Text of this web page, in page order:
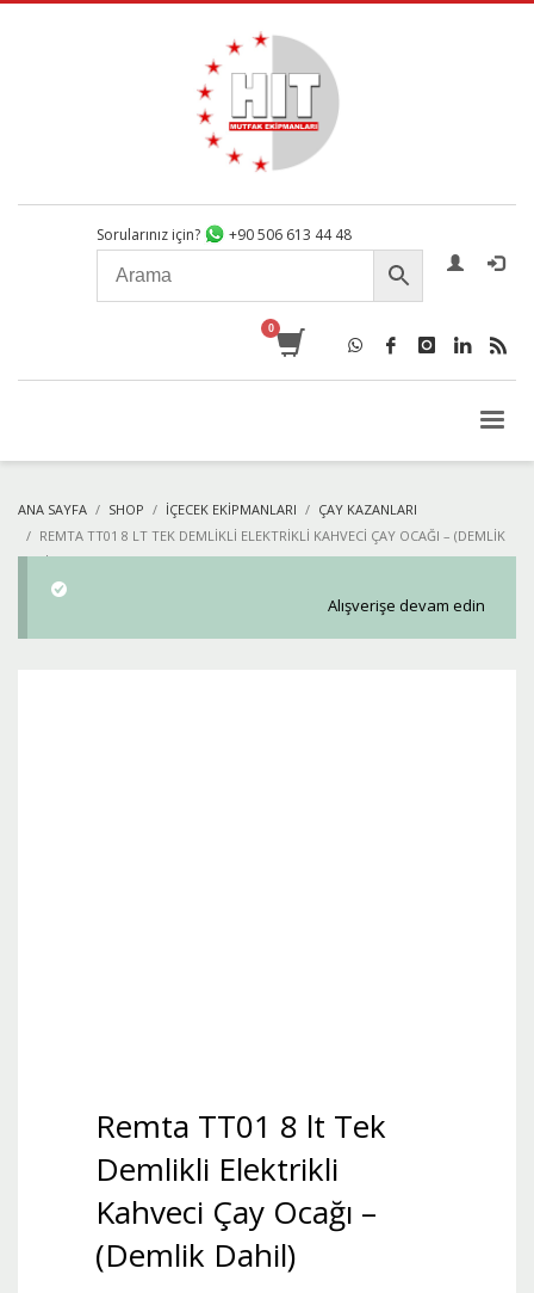
Sorularınız için? +90 506 613 44 48
ANA SAYFA SHOP İÇECEK EKIPMANLARI
ÇAY KAZANLARI
REMTA TT01 8 LT TEK DEMLIKLI ELEKTRIKLI KAHVECI ÇAY OCAĞI – (DEMLIK
DAHIL)
Alışverişe devam edin
Remta TT01 8 lt Tek
Demlikli Elektrikli
Kahveci Çay Ocağı –
(Demlik Dahil)